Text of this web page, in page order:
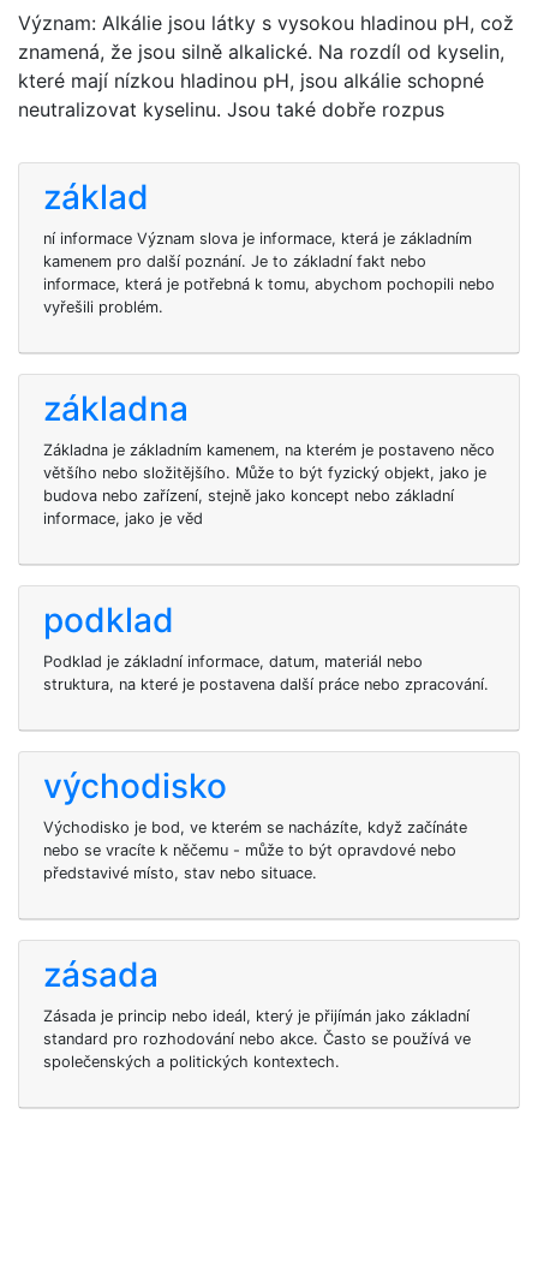
Význam: Alkálie jsou látky s vysokou hladinou pH, což
znamená, že jsou silně alkalické. Na rozdíl od kyselin,
které mají nízkou hladinou pH, jsou alkálie schopné
neutralizovat kyselinu. Jsou také dobře rozpus
základ
ní informace Význam slova je informace, která je základním
kamenem pro další poznání. Je to základní fakt nebo
informace, která je potřebná k tomu, abychom pochopili nebo
vyřešili problém.
základna
Základna je základním kamenem, na kterém je postaveno něco
většího nebo složitějšího. Může to být fyzický objekt, jako je
budova nebo zařízení, stejně jako koncept nebo základní
informace, jako je věd
podklad
Podklad je základní informace, datum, materiál nebo
struktura, na které je postavena další práce nebo zpracování.
východisko
Východisko je bod, ve kterém se nacházíte, když začínáte
nebo se vracíte k něčemu - může to být opravdové nebo
představivé místo, stav nebo situace.
zásada
Zásada je princip nebo ideál, který je přijímán jako základní
standard pro rozhodování nebo akce. Často se používá ve
společenských a politických kontextech.